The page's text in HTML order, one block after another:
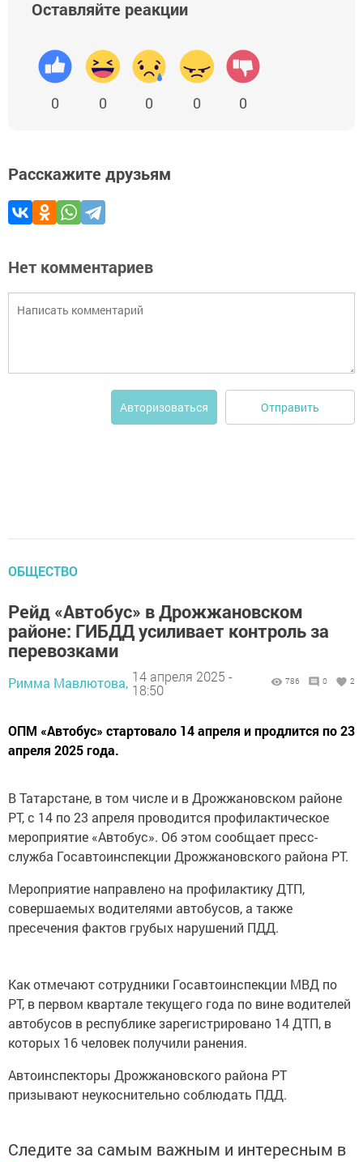
Оставляйте реакции
0 0 0 0 0
Расскажите друзьям
Нет комментариев
Авторизоваться Отправить
ОБЩЕСТВО
Рейд «Автобус» в Дрожжановском
районе: ГИБДД усиливает контроль за
перевозками
Римма Мавлютова, 14 апреля 2025 -
18:50
786 0 2
ОПМ «Автобус» стартовало 14 апреля и продлится по 23
апреля 2025 года.
В Татарстане, в том числе и в Дрожжановском районе
РТ, с 14 по 23 апреля проводится профилактическое
мероприятие «Автобус». Об этом сообщает пресс-
служба Госавтоинспекции Дрожжановского района РТ.
Мероприятие направлено на профилактику ДТП,
совершаемых водителями автобусов, а также
пресечения фактов грубых нарушений ПДД.
Как отмечают сотрудники Госавтоинспекции МВД по
РТ, в первом квартале текущего года по вине водителей
автобусов в республике зарегистрировано 14 ДТП, в
которых 16 человек получили ранения.
Автоинспекторы Дрожжановского района РТ
призывают неукоснительно соблюдать ПДД.
Следите за самым важным и интересным в